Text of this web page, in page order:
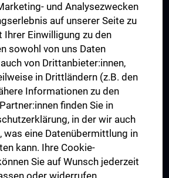
Histologie und Immunologie
Fotografie
in deutscher Sprache
in weiteren Sprachen
und Analysezwecken
auf unserer Seite zu
Einwilligung zu den
sowohl von uns Daten
von Drittanbieter:innen,
in Drittländern (z.B. den
Informationen zu den
finden Sie in
in der wir auch
was eine Datenübermittlung in
kann. Ihre Cookie-
Sie auf Wunsch jederzeit
oder widerrufen.